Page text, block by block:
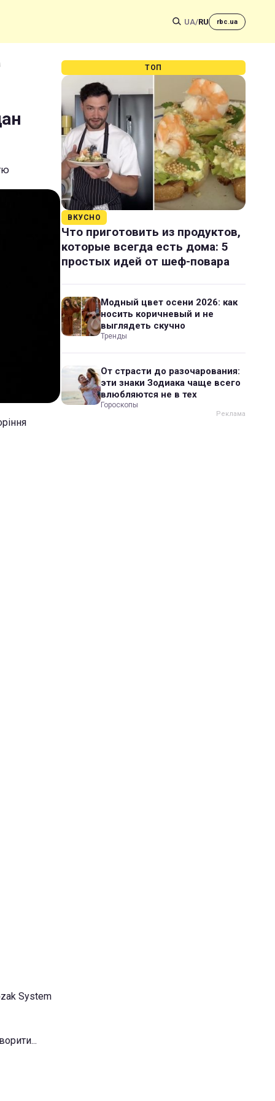
UA/RU rbc.ua
System
ТОП
ВКУСНО
Что приготовить из продуктов,
которые всегда есть дома: 5
простых идей от шеф-повара
Модный цвет осени 2026: как
носить коричневый и не
выглядеть скучно
Тренды
От страсти до разочарования:
эти знаки Зодиака чаще всего
влюбляются не в тех
Гороскопы